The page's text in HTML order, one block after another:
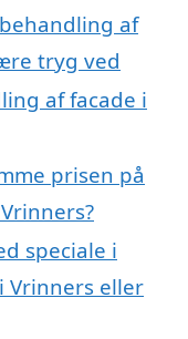
af
tryg ved
af facade i
prisen på
speciale i
Vrinners eller